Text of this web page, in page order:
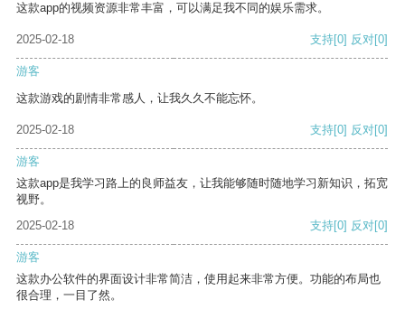
这款app的视频资源非常丰富，可以满足我不同的娱乐需求。
2025-02-18 支持[0] 反对[0]
游客
这款游戏的剧情非常感人，让我久久不能忘怀。
2025-02-18 支持[0] 反对[0]
游客
这款app是我学习路上的良师益友，让我能够随时随地学习新知识，拓宽
视野。
2025-02-18
支持[0] 反对[0]
游客
这款办公软件的界面设计非常简洁，使用起来非常方便。功能的布局也
很合理，一目了然。